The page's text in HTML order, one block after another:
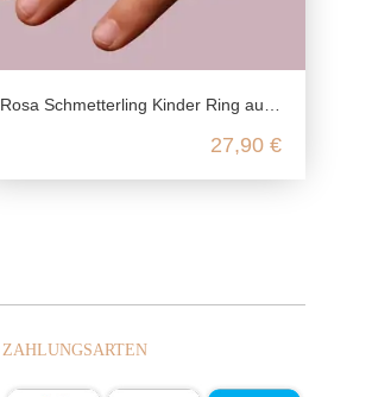
Rosa Schmetterling Kinder Ring aus recyceltem 925 Sterling Silber
27,90 €
ZAHLUNGSARTEN